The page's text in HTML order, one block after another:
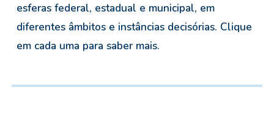
esferas federal, estadual e municipal, em
diferentes âmbitos e instâncias decisórias. Clique
em cada uma para saber mais.